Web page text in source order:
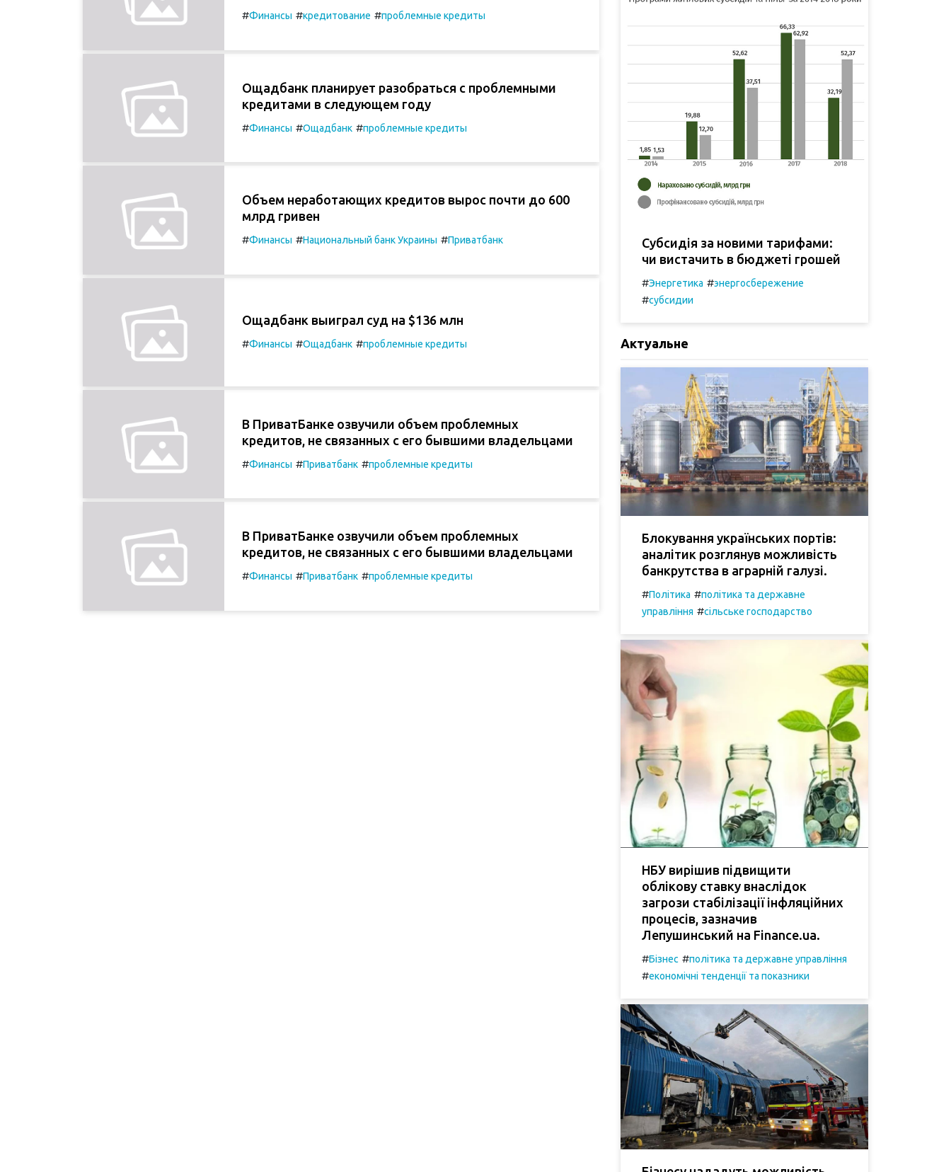
#Финансы #кредитование #проблемные кредиты
Ощадбанк планирует разобраться с проблемными
кредитами в следующем году
#Финансы #Ощадбанк #проблемные кредиты
Объем неработающих кредитов вырос почти до 600
млрд гривен
#Финансы #Национальный банк Украины #Приватбанк
Ощадбанк выиграл суд на $136 млн
#Финансы #Ощадбанк #проблемные кредиты
В ПриватБанке озвучили объем проблемных
кредитов, не связанных с его бывшими владельцами
#Финансы #Приватбанк #проблемные кредиты
В ПриватБанке озвучили объем проблемных
кредитов, не связанных с его бывшими владельцами
#Финансы #Приватбанк #проблемные кредиты
Субсидія за новими тарифами:
чи вистачить в бюджеті грошей
#Энергетика #энергосбережение
#субсидии
Актуальне
Блокування українських портів:
аналітик розглянув можливість
банкрутства в аграрній галузі.
#Політика #політика та державне
управління #сільське господарство
НБУ вирішив підвищити
облікову ставку внаслідок
загрози стабілізації інфляційних
процесів, зазначив
Лепушинський на Finance.ua.
#Бізнес #політика та державне управління
#економічні тенденції та показники